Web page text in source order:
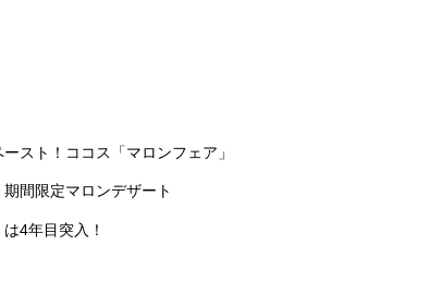
スト！ココス「マロンフェア」
間限定マロンデザート
4年目突入！